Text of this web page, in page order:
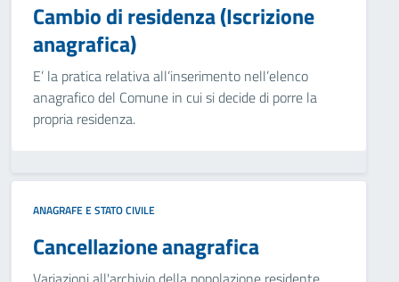
Cambio di residenza (Iscrizione
anagrafica)
E’ la pratica relativa all’inserimento nell’elenco
anagrafico del Comune in cui si decide di porre la
propria residenza.
ANAGRAFE E STATO CIVILE
Cancellazione anagrafica